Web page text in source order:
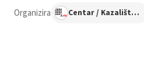
Organizira Centar / Kazalište KNAP